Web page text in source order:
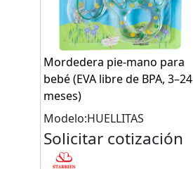
Mordedera pie-mano para
bebé (EVA libre de BPA, 3–24
meses)
Modelo:HUELLITAS
Solicitar cotización